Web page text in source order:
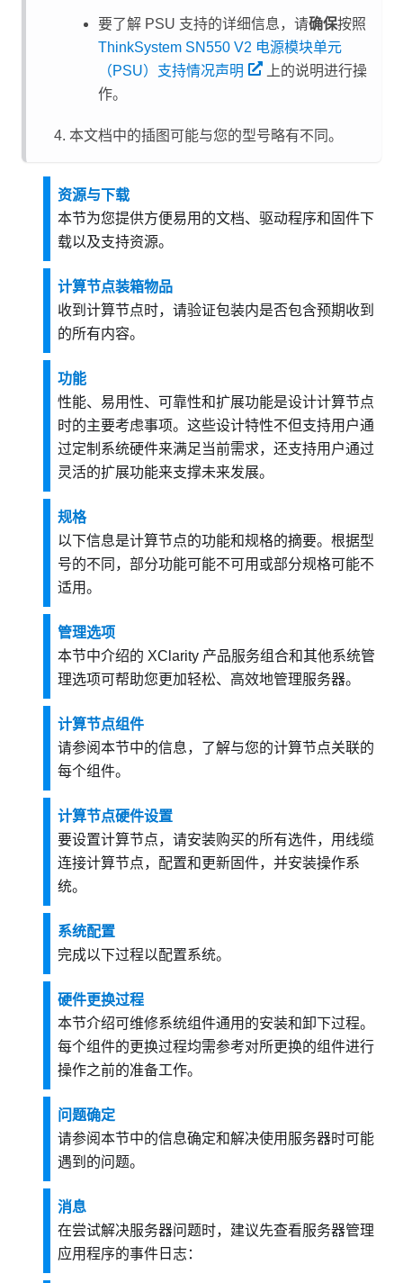
要了解 PSU 支持的详细信息，请确保按照
ThinkSystem SN550 V2 电源模块单元
（PSU）支持情况声明
上的说明进行操
作。
本文档中的插图可能与您的型号略有不同。
资源与下载
本节为您提供方便易用的文档、驱动程序和固件下
载以及支持资源。
计算节点装箱物品
收到计算节点时，请验证包装内是否包含预期收到
的所有内容。
功能
性能、易用性、可靠性和扩展功能是设计计算节点
时的主要考虑事项。这些设计特性不但支持用户通
过定制系统硬件来满足当前需求，还支持用户通过
灵活的扩展功能来支撑未来发展。
规格
以下信息是计算节点的功能和规格的摘要。根据型
号的不同，部分功能可能不可用或部分规格可能不
适用。
管理选项
本节中介绍的 XClarity 产品服务组合和其他系统管
理选项可帮助您更加轻松、高效地管理服务器。
计算节点组件
请参阅本节中的信息，了解与您的计算节点关联的
每个组件。
计算节点硬件设置
要设置计算节点，请安装购买的所有选件，用线缆
连接计算节点，配置和更新固件，并安装操作系
统。
系统配置
完成以下过程以配置系统。
硬件更换过程
本节介绍可维修系统组件通用的安装和卸下过程。
每个组件的更换过程均需参考对所更换的组件进行
操作之前的准备工作。
问题确定
请参阅本节中的信息确定和解决使用服务器时可能
遇到的问题。
消息
在尝试解决服务器问题时，建议先查看服务器管理
应用程序的事件日志：